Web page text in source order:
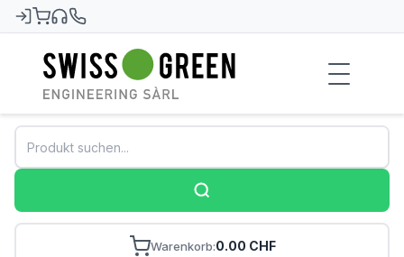
Swiss-Green
Warenkorb 0.00 CHF